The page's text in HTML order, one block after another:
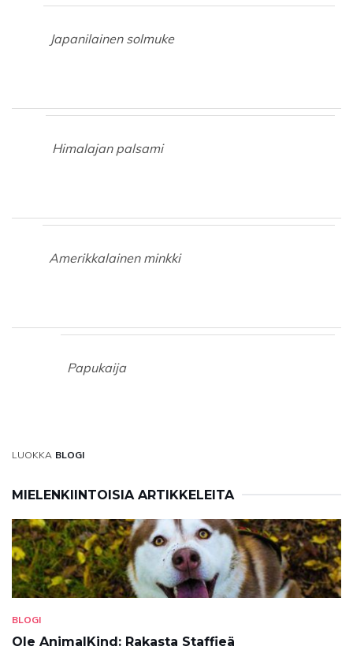
Japanilainen solmuke
Himalajan palsami
Amerikkalainen minkki
Papukaija
LUOKKA BLOGI
MIELENKIINTOISIA ARTIKKELEITA
BLOGI
Ole AnimalKind: Rakasta Staffieä